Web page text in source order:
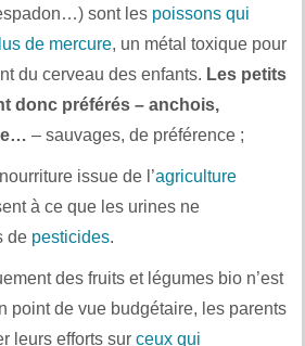
sont les poissons qui
de mercure, un métal toxique pour
du cerveau des enfants. Les petits
donc préférés – anchois,
– sauvages, de préférence ;
issue de l’agriculture
à ce que les urines ne
de pesticides.
des fruits et légumes bio n’est
point de vue budgétaire, les parents
leurs efforts sur ceux qui